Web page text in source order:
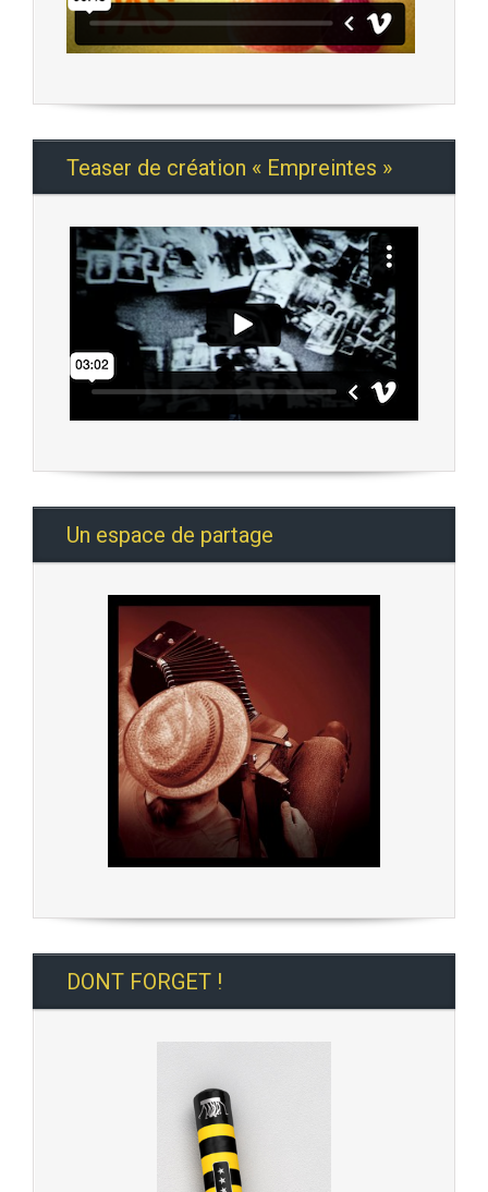
Teaser de création « Empreintes »
Un espace de partage
DONT FORGET !